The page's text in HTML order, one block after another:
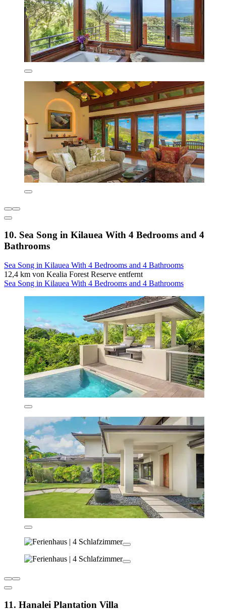
10. Sea Song in Kilauea With 4 Bedrooms and 4
Bathrooms
Sea Song in Kilauea With 4 Bedrooms and 4 Bathrooms
12,4 km von Kealia Forest Reserve entfernt
Sea Song in Kilauea With 4 Bedrooms and 4 Bathrooms
11. Hanalei Plantation Villa